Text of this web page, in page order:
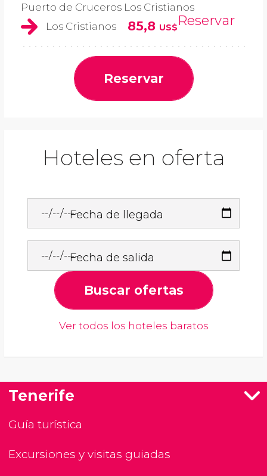
Puerto de Cruceros Los Cristianos
Los Cristianos
85,8 US$Reservar
Reservar
Hoteles en oferta
Fecha de llegada
Fecha de salida
Buscar ofertas
Ver todos los hoteles baratos
Tenerife
Guía turística
Excursiones y visitas guiadas